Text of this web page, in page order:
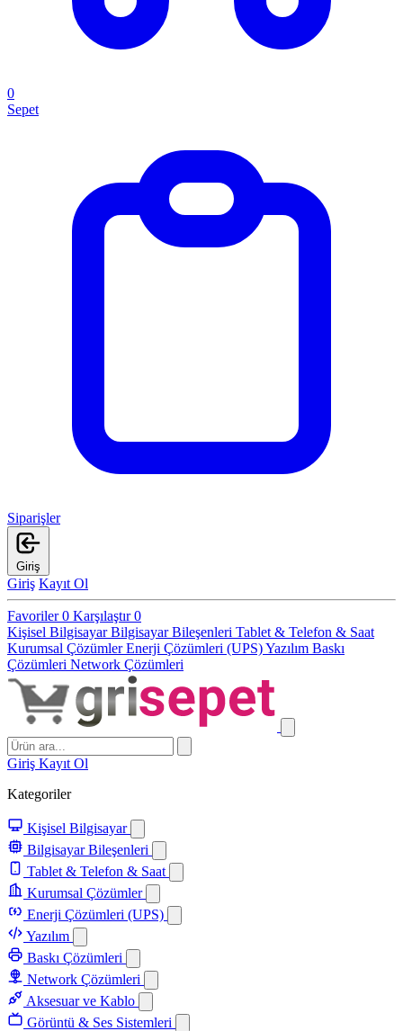
0
Sepet
Siparişler
Giriş
Giriş Kayıt Ol
Favoriler0 Karşılaştır0
Kişisel BilgisayarBilgisayar Bileşenleri Tablet & Telefon & Saat
Kurumsal ÇözümlerEnerji Çözümleri (UPS)Yazılım Baskı
Çözümleri Network Çözümleri
Giriş Kayıt Ol
Kategoriler
Kişisel Bilgisayar
Bilgisayar Bileşenleri
Tablet & Telefon & Saat
Kurumsal Çözümler
Enerji Çözümleri (UPS)
Yazılım
Baskı Çözümleri
Network Çözümleri
Aksesuar ve Kablo
Görüntü & Ses Sistemleri